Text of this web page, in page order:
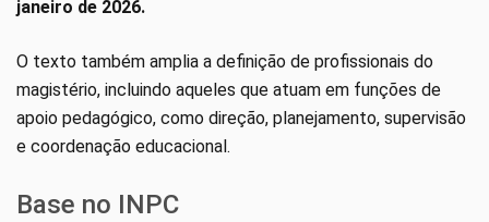
janeiro de 2026.
O texto também amplia a definição de profissionais do
magistério, incluindo aqueles que atuam em funções de
apoio pedagógico, como direção, planejamento, supervisão
e coordenação educacional.
Base no INPC